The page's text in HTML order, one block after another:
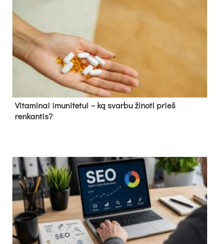
Vitaminai imunitetui – ką svarbu žinoti prieš
renkantis?